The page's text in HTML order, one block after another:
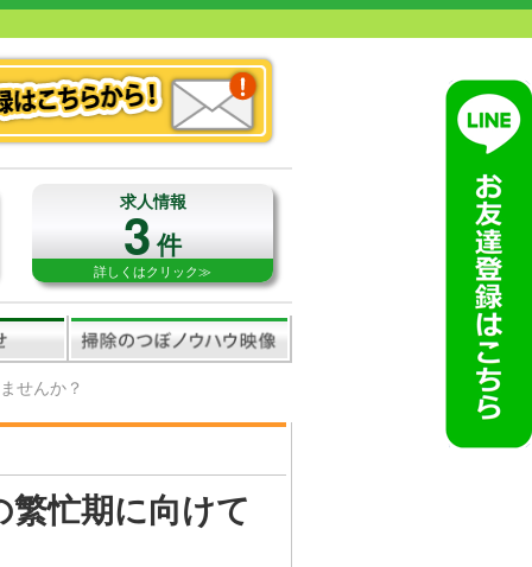
求人情報
3件
詳しくはクリック≫
せんか？
忙期に向けて